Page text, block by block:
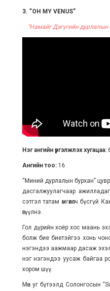
3. “OH MY VENUS”
“Намайг Дэгүгийн
Нэг ангийн үргэлжлэх хугацаа:
Ангийн тоо: 16
“Миний дурлалын бурхан”
дасгалжуулагчаар
сэтгэл татам өмгөөлөгч
өгүүлнэ.
Гол дүрийн хоёр хос маань
болж бие биетэйгээ хонь
нэгэндээ аажмаар дасаж
нэг нэгэндээ уусаж байгаа
хором шүү.
Мөн уг бүтээлд Солонгосын